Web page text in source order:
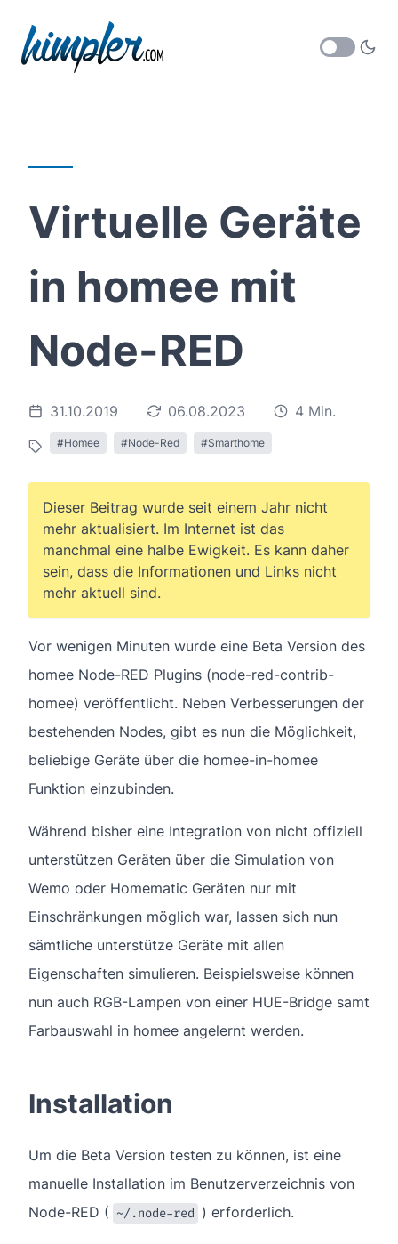
Virtuelle Geräte
in homee mit
Node-RED
31.10.2019 06.08.2023 4 Min.
#Homee #Node-Red #Smarthome
Dieser Beitrag wurde seit einem Jahr nicht
mehr aktualisiert. Im Internet ist das
manchmal eine halbe Ewigkeit. Es kann daher
sein, dass die Informationen und Links nicht
mehr aktuell sind.
Vor wenigen Minuten wurde eine Beta Version des
homee Node-RED Plugins (node-red-contrib-
homee) veröffentlicht. Neben Verbesserungen der
bestehenden Nodes, gibt es nun die Möglichkeit,
beliebige Geräte über die homee-in-homee
Funktion einzubinden.
Während bisher eine Integration von nicht offiziell
unterstützen Geräten über die Simulation von
Wemo oder Homematic Geräten nur mit
Einschränkungen möglich war, lassen sich nun
sämtliche unterstütze Geräte mit allen
Eigenschaften simulieren. Beispielsweise können
nun auch RGB-Lampen von einer HUE-Bridge samt
Farbauswahl in homee angelernt werden.
Installation
Um die Beta Version testen zu können, ist eine
manuelle Installation im Benutzerverzeichnis von
Node-RED ( ~/.node-red ) erforderlich.